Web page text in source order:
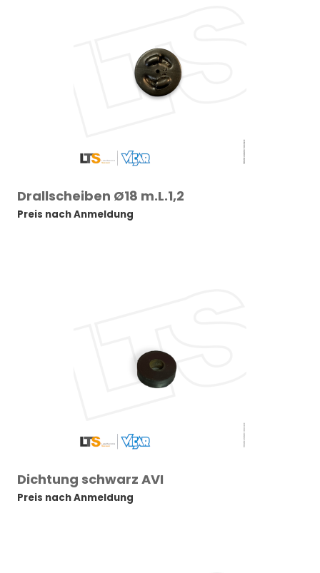
Drallscheiben Ø18 m.L.1,2
Preis nach Anmeldung
Dichtung schwarz AVI
Preis nach Anmeldung